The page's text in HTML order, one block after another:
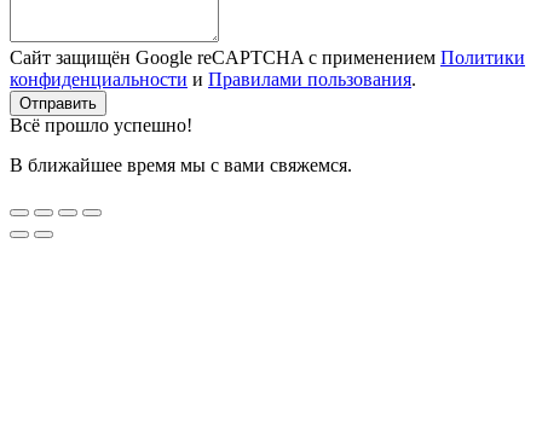
Сайт защищён Google reCAPTCHA с применением Политики
конфиденциальности и Правилами пользования.
Отправить
Всё прошло успешно!
В ближайшее время мы с вами свяжемся.